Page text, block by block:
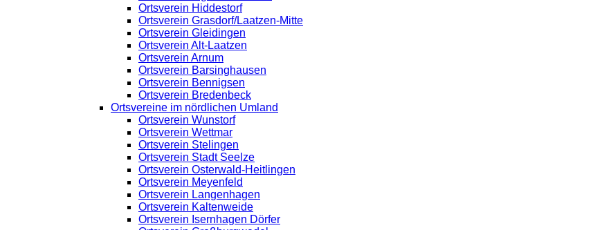
Ortsverein Hiddestorf
Ortsverein Grasdorf/Laatzen-Mitte
Ortsverein Gleidingen
Ortsverein Alt-Laatzen
Ortsverein Arnum
Ortsverein Barsinghausen
Ortsverein Bennigsen
Ortsverein Bredenbeck
Ortsvereine im nördlichen Umland
Ortsverein Wunstorf
Ortsverein Wettmar
Ortsverein Stelingen
Ortsverein Stadt Seelze
Ortsverein Osterwald-Heitlingen
Ortsverein Meyenfeld
Ortsverein Langenhagen
Ortsverein Kaltenweide
Ortsverein Isernhagen Dörfer